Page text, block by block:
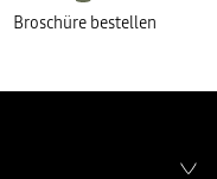
Broschüre bestellen